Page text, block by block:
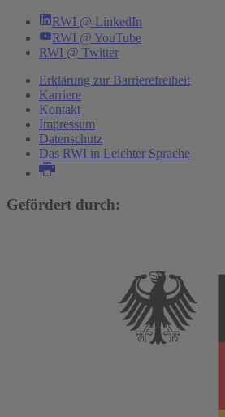
RWI @ LinkedIn
RWI @ YouTube
RWI @ Twitter
Erklärung zur Barrierefreiheit
Karriere
Kontakt
Impressum
Datenschutz
Das RWI in Leichter Sprache
Gefördert durch: